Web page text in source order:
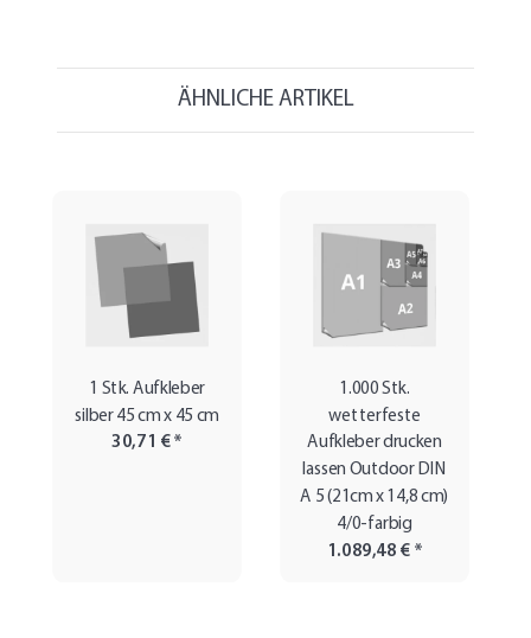
ÄHNLICHE ARTIKEL
1 Stk. Aufkleber
silber 45 cm x 45 cm
30,71 €*
1.000 Stk.
wetterfeste
Aufkleber drucken
lassen Outdoor DIN
A 5 (21cm x 14,8 cm)
4/0-farbig
1.089,48 € *